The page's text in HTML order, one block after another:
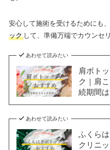
安心して施術を受けるためにも、
ックして、準備万端でカウンセ
あわせて読みたい
肩ボト
ク｜肩
続期間は
あわせて読みたい
ふくら
クリニ